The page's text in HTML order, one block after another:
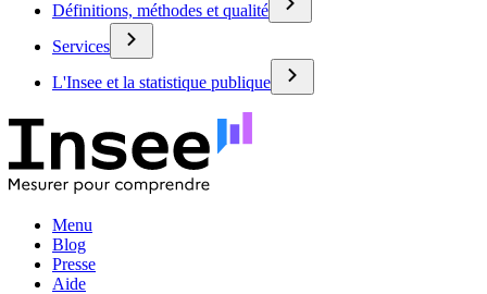
Définitions, méthodes et qualité
Services
L'Insee et la statistique publique
Menu
Blog
Presse
Aide